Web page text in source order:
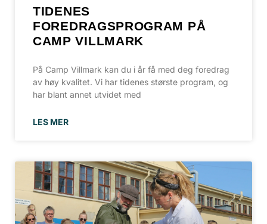
TIDENES
FOREDRAGSPROGRAM PÅ
CAMP VILLMARK
På Camp Villmark kan du i år få med deg foredrag
av høy kvalitet. Vi har tidenes største program, og
har blant annet utvidet med
LES MER